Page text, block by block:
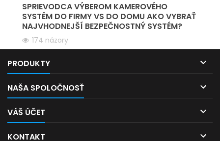
SPRIEVODCA VÝBEROM KAMEROVÉHO
SYSTÉM DO FIRMY VS DO DOMU AKO VYBRAŤ
NAJVHODNEJŠÍ BEZPEČNOSTNÝ SYSTÉM?
174 názory
PRODUKTY 
NAŠA SPOLOČNOSŤ 
VÁŠ ÚČET 
KONTAKT 